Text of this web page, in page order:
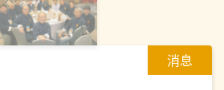
消息